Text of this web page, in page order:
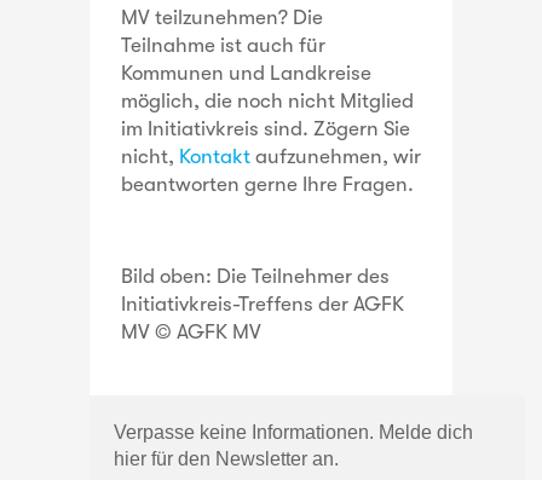
MV teilzunehmen? Die
Teilnahme ist auch für
Kommunen und Landkreise
möglich, die noch nicht Mitglied
im Initiativkreis sind. Zögern Sie
nicht, Kontakt aufzunehmen, wir
beantworten gerne Ihre Fragen.
Bild oben: Die Teilnehmer des
Initiativkreis-Treffens der AGFK
MV © AGFK MV
Verpasse keine Informationen. Melde dich
hier für den Newsletter an.